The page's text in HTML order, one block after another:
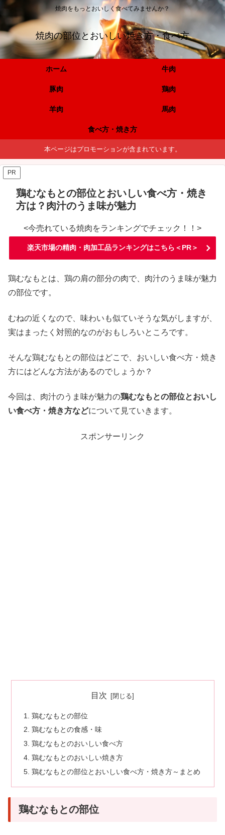
焼肉をもっとおいしく食べてみませんか？
焼肉の部位とおいしい焼き方・食べ方
ホーム 牛肉
豚肉 鶏肉
羊肉 馬肉
食べ方・焼き方
本ページはプロモーションが含まれています。
PR
鶏むなもとの部位とおいしい食べ方・焼き
方は？肉汁のうま味が魅力
<今売れている焼肉をランキングでチェック！！>
楽天市場の精肉・肉加工品ランキングはこちら＜PR＞
鶏むなもとは、鶏の肩の部分の肉で、肉汁のうま味が魅力
の部位です。
むねの近くなので、味わいも似ていそうな気がしますが、
実はまったく対照的なのがおもしろいところです。
そんな鶏むなもとの部位はどこで、おいしい食べ方・焼き
方にはどんな方法があるのでしょうか？
今回は、肉汁のうま味が魅力の鶏むなもとの部位とおいし
い食べ方・焼き方などについて見ていきます。
スポンサーリンク
目次
鶏むなもとの部位
鶏むなもとの食感・味
鶏むなもとのおいしい食べ方
鶏むなもとのおいしい焼き方
鶏むなもとの部位とおいしい食べ方・焼き方～まとめ
鶏むなもとの部位